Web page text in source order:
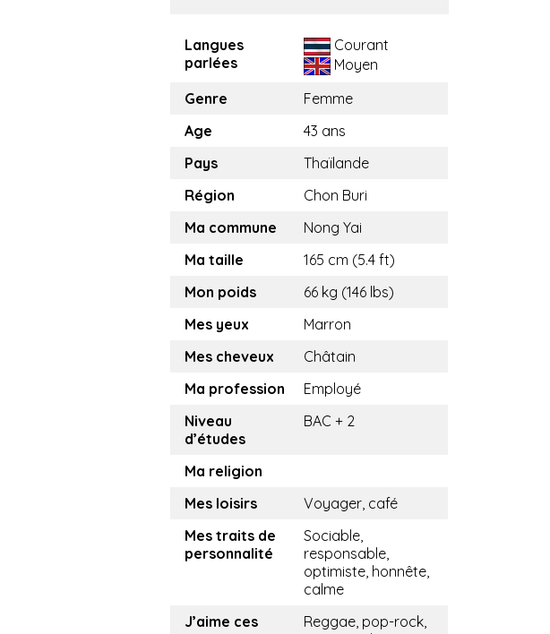
Langues
parlées
Courant
Moyen
Genre
Femme
Age
43 ans
Pays
Thaïlande
Région
Chon Buri
Ma commune
Nong Yai
Ma taille
165 cm (5.4 ft)
Mon poids
66 kg (146 lbs)
Mes yeux
Marron
Mes cheveux
Châtain
Ma profession
Employé
Niveau
d’études
BAC + 2
Ma religion
Mes loisirs
Voyager, café
Mes traits de
personnalité
Sociable,
responsable,
optimiste, honnête,
calme
J’aime ces
Reggae, pop-rock,